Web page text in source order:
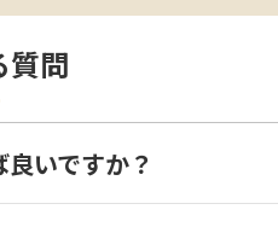
質問
いですか？